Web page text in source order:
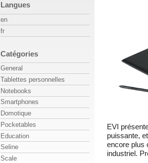
EVI
puissante,
encore plus
industriel.
Langues
en
fr
Catégories
General
Tablettes personnelles
Notebooks
Smartphones
Domotique
Pocketables
Education
Seline
Scale